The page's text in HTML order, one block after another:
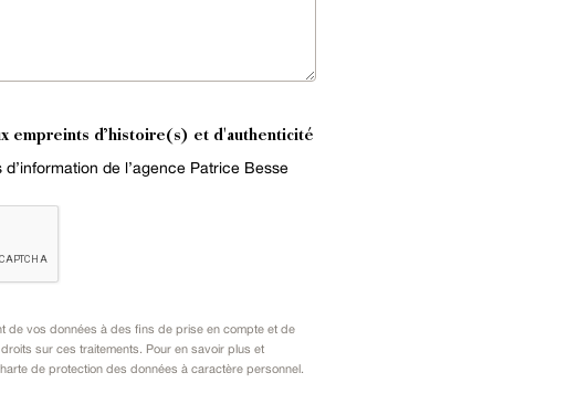
empreints d’histoire(s) et d'authenticité
de l’agence Patrice Besse
de vos données à des fins de prise en compte et de
sur ces traitements. Pour en savoir plus et
de protection des données à caractère personnel .